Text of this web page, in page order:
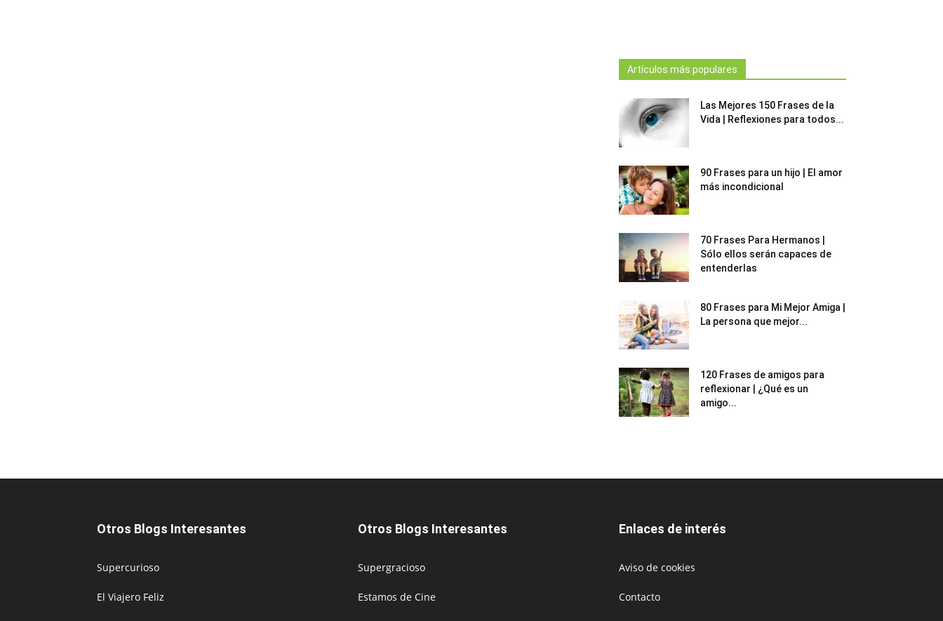
Artículos más populares
Las Mejores 150 Frases de la
Vida | Reflexiones para todos...
90 Frases para un hijo | El amor
más incondicional
70 Frases Para Hermanos |
Sólo ellos serán capaces de
entenderlas
80 Frases para Mi Mejor Amiga |
La persona que mejor...
120 Frases de amigos para
reflexionar | ¿Qué es un
amigo...
Otros Blogs Interesantes
Supercurioso
El Viajero Feliz
Otros Blogs Interesantes
Supergracioso
Estamos de Cine
Enlaces de interés
Aviso de cookies
Contacto